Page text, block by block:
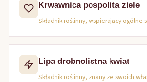
Krwawnica pospolita ziele
Składnik roślinny, wspierający ogólne
Lipa drobnolistna kwiat
Składnik roślinny, znany ze swoich